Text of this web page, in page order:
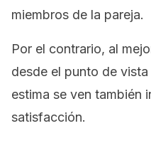
miembros de la pareja.
Por el contrario, al
desde el punto de
estima se ven también
satisfacción.